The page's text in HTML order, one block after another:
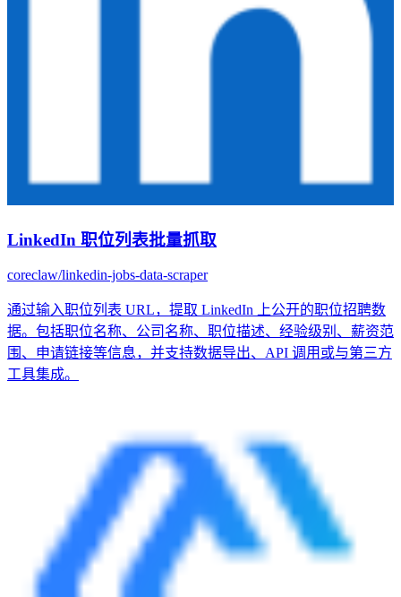
LinkedIn 职位列表批量抓取
coreclaw/linkedin-jobs-data-scraper
通过输入职位列表 URL，提取 LinkedIn 上公开的职位招聘数
据。包括职位名称、公司名称、职位描述、经验级别、薪资范
围、申请链接等信息，并支持数据导出、API 调用或与第三方
工具集成。